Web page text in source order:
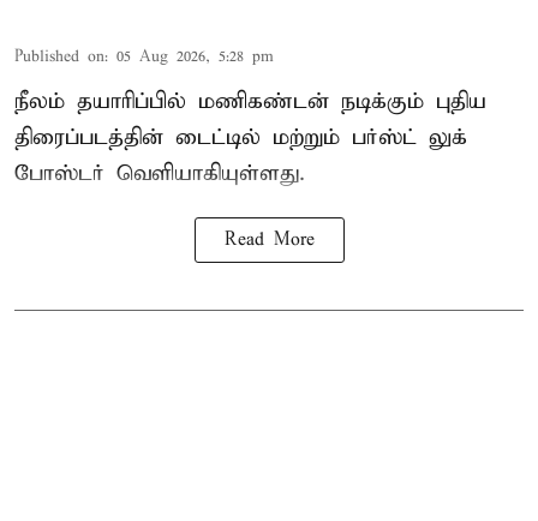
Published on: 05 Aug 2026, 5:28 pm
நீலம் தயாரிப்பில் மணிகண்டன் நடிக்கும் புதிய
திரைப்படத்தின் டைட்டில் மற்றும் பர்ஸ்ட் லுக்
போஸ்டர் வெளியாகியுள்ளது.
Read More